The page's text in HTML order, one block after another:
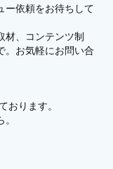
ー依頼をお待ちして
材、コンテンツ制
。お気軽にお問い合
おります。